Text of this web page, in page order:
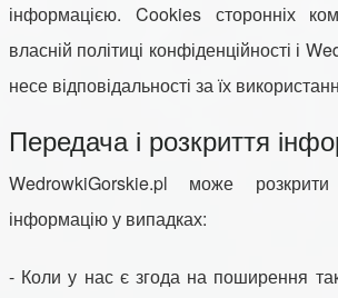
інформацією. Cookies сторонніх
власній політиці конфіденційності і
несе відповідальності за їх
Передача і розкриття
WedrowkiGorskie.pl може
інформацію у випадках:
- Коли у нас є згода на поширення